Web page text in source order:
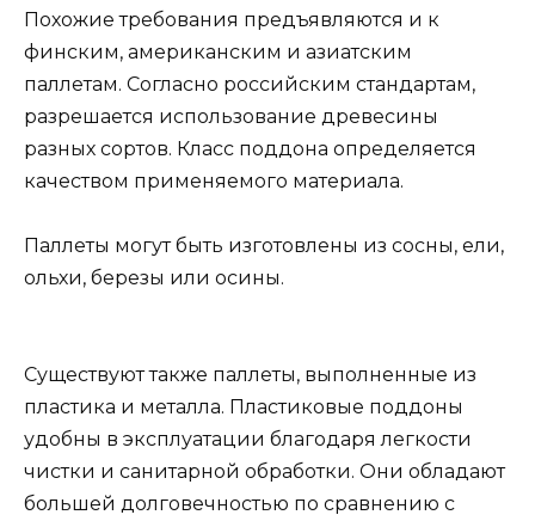
Похожие требования предъявляются и к
финским, американским и азиатским
паллетам. Согласно российским стандартам,
разрешается использование древесины
разных сортов. Класс поддона определяется
качеством применяемого материала.
Паллеты могут быть изготовлены из сосны, ели,
ольхи, березы или осины.
Существуют также паллеты, выполненные из
пластика и металла. Пластиковые поддоны
удобны в эксплуатации благодаря легкости
чистки и санитарной обработки. Они обладают
большей долговечностью по сравнению с